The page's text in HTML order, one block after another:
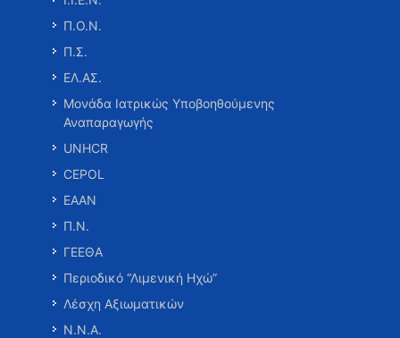
Π.Ο.Ν.
Π.Σ.
ΕΛ.ΑΣ.
Μονάδα Ιατρικώς Υποβοηθούμενης
Αναπαραγωγής
UNHCR
CEPOL
ΕΑΑΝ
Π.Ν.
ΓΕΕΘΑ
Περιοδικό “Λιμενική Ηχώ”
Λέσχη Αξιωματικών
Ν.Ν.Α.